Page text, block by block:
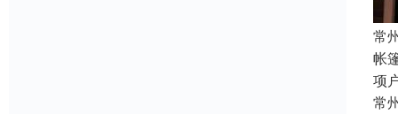
常
帐
项
常